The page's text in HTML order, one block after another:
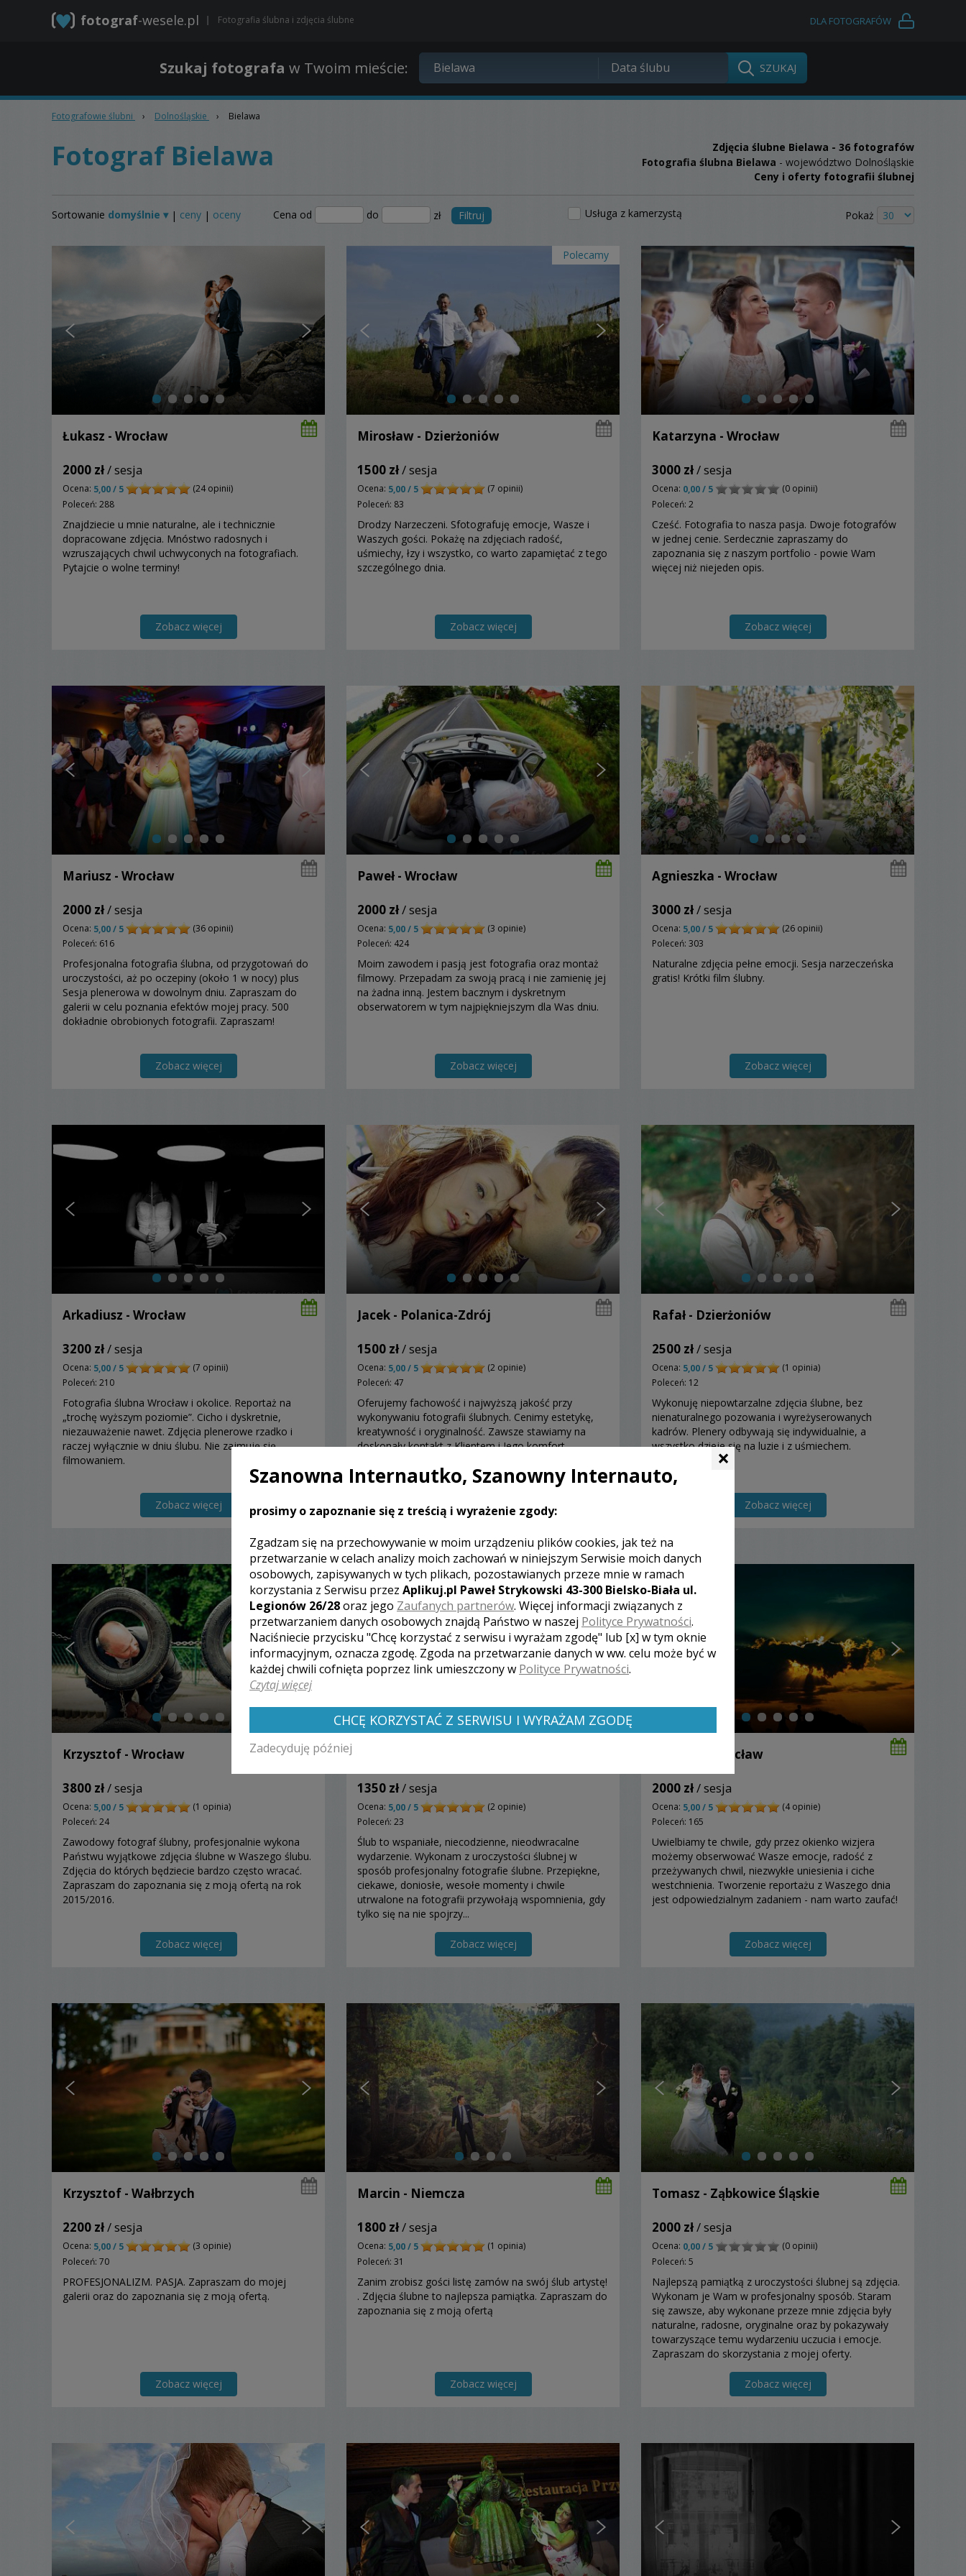
fotograf-wesele.pl Fotografia ślubna i zdjęcia ślubne DLA FOTOGRAFÓW
Szukaj fotografa w Twoim mieście:
Fotografowie ślubni › Dolnośląskie › Bielawa
Fotograf Bielawa Zdjęcia ślubne Bielawa - 36 fotografów
Fotografia ślubna Bielawa - województwo Dolnośląskie
Ceny i oferty fotografii ślubnej
Sortowanie domyślnie ▾ | ceny | oceny Cena od do zł Filtruj Usługa z kamerzystą Pokaż
Łukasz - Wrocław
2000 zł/ sesja
Ocena: 5,00 / 5
(24 opinii)
Poleceń: 288
Znajdziecie u mnie naturalne, ale i technicznie
dopracowane zdjęcia. Mnóstwo radosnych i
wzruszających chwil uchwyconych na fotografiach.
Pytajcie o wolne terminy!
Zobacz więcej
Polecamy
Mirosław - Dzierżoniów
1500 zł/ sesja
Ocena: 5,00 / 5
(7 opinii)
Poleceń: 83
Drodzy Narzeczeni. Sfotografuję emocje, Wasze i
Waszych gości. Pokażę na zdjęciach radość,
uśmiechy, łzy i wszystko, co warto zapamiętać z tego
szczególnego dnia.
Zobacz więcej
Katarzyna - Wrocław
3000 zł/ sesja
Ocena: 0,00 / 5
(0 opinii)
Poleceń: 2
Cześć. Fotografia to nasza pasja. Dwoje fotografów
w jednej cenie. Serdecznie zapraszamy do
zapoznania się z naszym portfolio - powie Wam
więcej niż niejeden opis.
Zobacz więcej
Mariusz - Wrocław
2000 zł/ sesja
Ocena: 5,00 / 5
(36 opinii)
Poleceń: 616
Profesjonalna fotografia ślubna, od przygotowań do
uroczystości, aż po oczepiny (około 1 w nocy) plus
Sesja plenerowa w dowolnym dniu. Zapraszam do
galerii w celu poznania efektów mojej pracy. 500
dokładnie obrobionych fotografii. Zapraszam!
Zobacz więcej
Paweł - Wrocław
2000 zł/ sesja
Ocena: 5,00 / 5
(3 opinie)
Poleceń: 424
Moim zawodem i pasją jest fotografia oraz montaż
filmowy. Przepadam za swoją pracą i nie zamienię jej
na żadna inną. Jestem bacznym i dyskretnym
obserwatorem w tym najpiękniejszym dla Was dniu.
Zobacz więcej
Agnieszka - Wrocław
3000 zł/ sesja
Ocena: 5,00 / 5
(26 opinii)
Poleceń: 303
Naturalne zdjęcia pełne emocji. Sesja narzeczeńska
gratis! Krótki film ślubny.
Zobacz więcej
Arkadiusz - Wrocław
3200 zł/ sesja
Ocena: 5,00 / 5
(7 opinii)
Poleceń: 210
Fotografia ślubna Wrocław i okolice. Reportaż na
„trochę wyższym poziomie”. Cicho i dyskretnie,
niezauważenie nawet. Zdjęcia plenerowe rzadko i
raczej wyłącznie w dniu ślubu. Nie zajmuję się
filmowaniem.
Zobacz więcej
Jacek - Polanica-Zdrój
1500 zł/ sesja
Ocena: 5,00 / 5
(2 opinie)
Poleceń: 47
Oferujemy fachowość i najwyższą jakość przy
wykonywaniu fotografii ślubnych. Cenimy estetykę,
kreatywność i oryginalność. Zawsze stawiamy na
doskonały kontakt z Klientem i Jego komfort.
oferty. Zapraszamy do skorzystania z naszej oferty!
Zobacz więcej
Rafał - Dzierżoniów
2500 zł/ sesja
Ocena: 5,00 / 5
(1 opinia)
Poleceń: 12
Wykonuję niepowtarzalne zdjęcia ślubne, bez
nienaturalnego pozowania i wyreżyserowanych
kadrów. Plenery odbywają się indywidualnie, a
wszystko dzieje się na luzie i z uśmiechem.
Zobacz więcej
Krzysztof - Wrocław
3800 zł/ sesja
Ocena: 5,00 / 5
(1 opinia)
Poleceń: 24
Zawodowy fotograf ślubny, profesjonalnie wykona
Państwu wyjątkowe zdjęcia ślubne w Waszego ślubu.
Zdjęcia do których będziecie bardzo często wracać.
Zapraszam do zapoznania się z moją ofertą na rok
2015/2016.
Zobacz więcej
1350 zł/ sesja
Ocena: 5,00 / 5
(2 opinie)
Poleceń: 23
Ślub to wspaniałe, niecodzienne, nieodwracalne
wydarzenie. Wykonam z uroczystości ślubnej w
sposób profesjonalny fotografie ślubne. Przepiękne,
ciekawe, doniosłe, wesołe momenty i chwile
utrwalone na fotografii przywołają wspomnienia, gdy
tylko się na nie spojrzy...
Zobacz więcej
Tomasz - Wrocław
2000 zł/ sesja
Ocena: 5,00 / 5
(4 opinie)
Poleceń: 165
Uwielbiamy te chwile, gdy przez okienko wizjera
możemy obserwować Wasze emocje, radość z
przeżywanych chwil, niezwykłe uniesienia i ciche
westchnienia. Tworzenie reportażu z Waszego dnia
jest odpowiedzialnym zadaniem - nam warto zaufać!
Zobacz więcej
Krzysztof - Wałbrzych
2200 zł/ sesja
Ocena: 5,00 / 5
(3 opinie)
Poleceń: 70
PROFESJONALIZM. PASJA. Zapraszam do mojej
galerii oraz do zapoznania się z moją ofertą.
Zobacz więcej
Marcin - Niemcza
1800 zł/ sesja
Ocena: 5,00 / 5
(1 opinia)
Poleceń: 31
Zanim zrobisz gości listę zamów na swój ślub artystę!
. Zdjęcia ślubne to najlepsza pamiątka. Zapraszam do
zapoznania się z moją ofertą
Zobacz więcej
Tomasz - Ząbkowice Śląskie
2000 zł/ sesja
Ocena: 0,00 / 5
(0 opinii)
Poleceń: 5
Najlepszą pamiątką z uroczystości ślubnej są zdjęcia.
Wykonam je Wam w profesjonalny sposób. Staram
się zawsze, aby wykonane przeze mnie zdjęcia były
naturalne, radosne, oryginalne oraz by pokazywały
towarzyszące temu wydarzeniu uczucia i emocje.
Zapraszam do skorzystania z mojej oferty.
Zobacz więcej
×
Szanowna Internautko, Szanowny Internauto,
prosimy o zapoznanie się z treścią i wyrażenie zgody:
Zgadzam się na przechowywanie w moim urządzeniu plików cookies, jak też na
przetwarzanie w celach analizy moich zachowań w niniejszym Serwisie moich danych
osobowych, zapisywanych w tych plikach, pozostawianych przeze mnie w ramach
korzystania z Serwisu przez Aplikuj.pl Paweł Strykowski 43-300 Bielsko-Biała ul.
Legionów 26/28oraz jego Zaufanych partnerów. Więcej informacji związanych z
przetwarzaniem danych osobowych znajdą Państwo w naszej Polityce Prywatności.
Naciśniecie przycisku "Chcę korzystać z serwisu i wyrażam zgodę" lub [x] w tym oknie
informacyjnym, oznacza zgodę. Zgoda na przetwarzanie danych w ww. celu może być w
każdej chwili cofnięta poprzez link umieszczony w Polityce Prywatności.
Czytaj więcej
CHCĘ KORZYSTAĆ Z SERWISU I WYRAŻAM ZGODĘ
Zadecyduję później